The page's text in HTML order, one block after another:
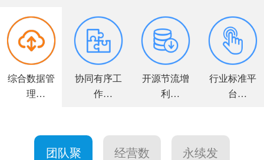
综合数据管
理
协同有序工
作
开源节流增
利
行业标准平
台
团队聚
经营数
永续发